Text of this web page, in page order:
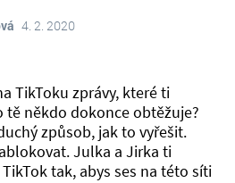
4. 2. 2020
TikToku zprávy, které ti
tě někdo dokonce obtěžuje?
způsob, jak to vyřešit.
Julka a Jirka ti
tak, abys ses na této síti